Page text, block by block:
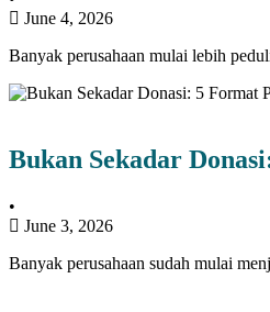
June 4, 2026
Banyak perusahaan mulai lebih
Bukan Sekadar
•
June 3, 2026
Banyak perusahaan sudah mulai